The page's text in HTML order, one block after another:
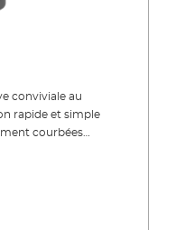
rapide et simple
courbées
les plantes
matériaux